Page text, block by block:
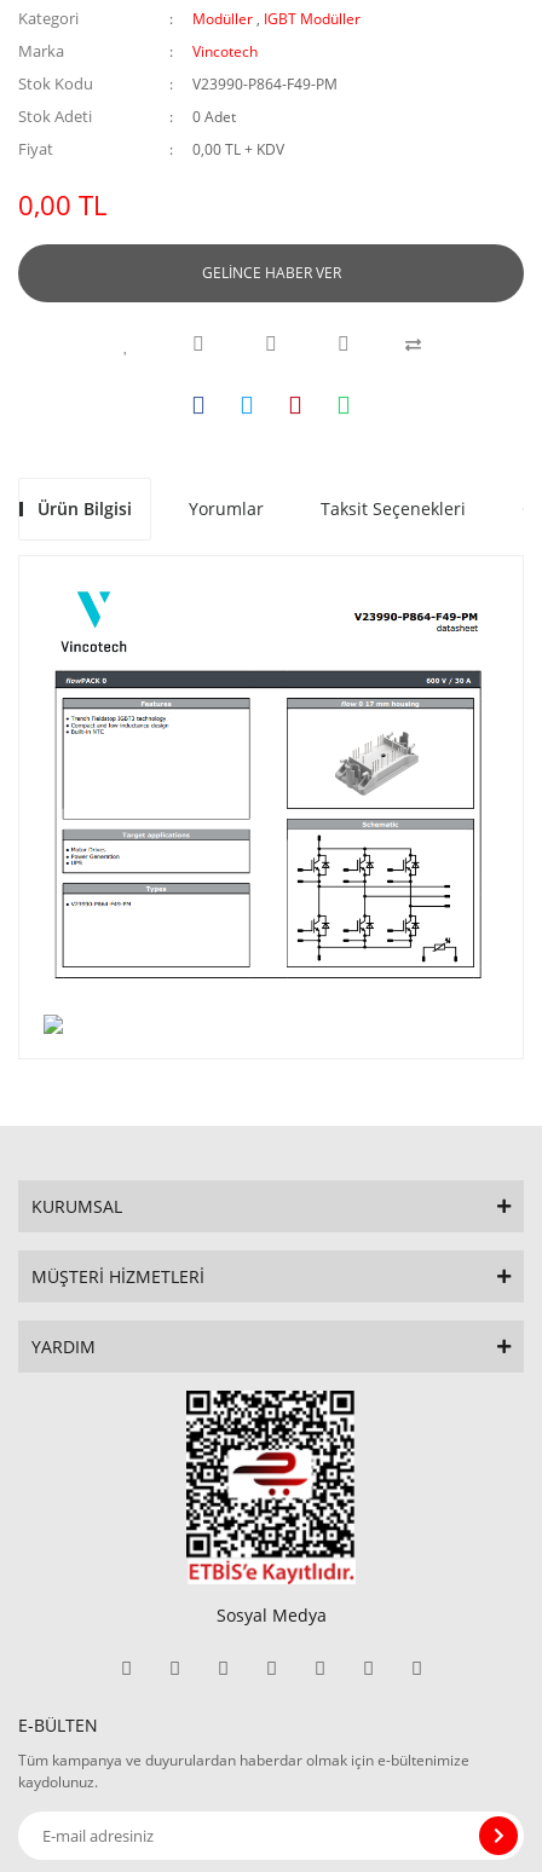
Kategori Modüller , IGBT Modüller
Marka Vincotech
Stok Kodu V23990-P864-F49-PM
Stok Adeti 0 Adet
Fiyat 0,00 TL + KDV
0,00 TL
GELİNCE HABER VER
Ürün Bilgisi Yorumlar Taksit Seçenekleri
KURUMSAL
MÜŞTERİ HİZMETLERİ
YARDIM
Sosyal Medya
E-BÜLTEN
Tüm kampanya ve duyurulardan haberdar olmak için e-bültenimize
kaydolunuz.